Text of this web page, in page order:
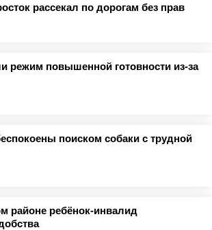
рассекал по дорогам без прав
режим повышенной готовности из-за
поиском собаки с трудной
районе ребёнок-инвалид